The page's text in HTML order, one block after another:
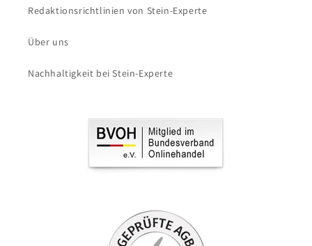
Redaktionsrichtlinien von Stein-Experte
Über uns
Nachhaltigkeit bei Stein-Experte